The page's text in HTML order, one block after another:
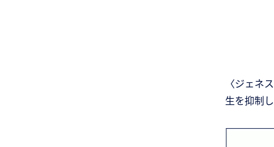
〈ジェネ
生を抑制